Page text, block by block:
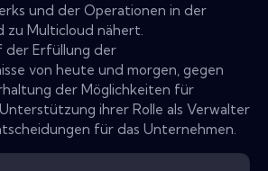
und der Operationen in der
zu Multicloud nähert.
der Erfüllung der
von heute und morgen, gegen
der Möglichkeiten für
ihrer Rolle als Verwalter
für das Unternehmen.